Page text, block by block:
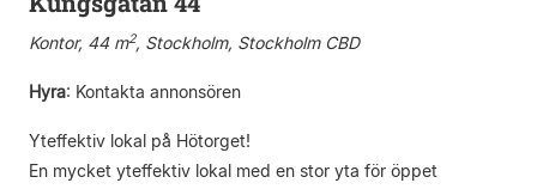
Kontor, 44 m2, Stockholm, Stockholm CBD
Hyra: Kontakta annonsören
Yteffektiv lokal på Hötorget!
En mycket yteffektiv lokal med en stor yta för öppet